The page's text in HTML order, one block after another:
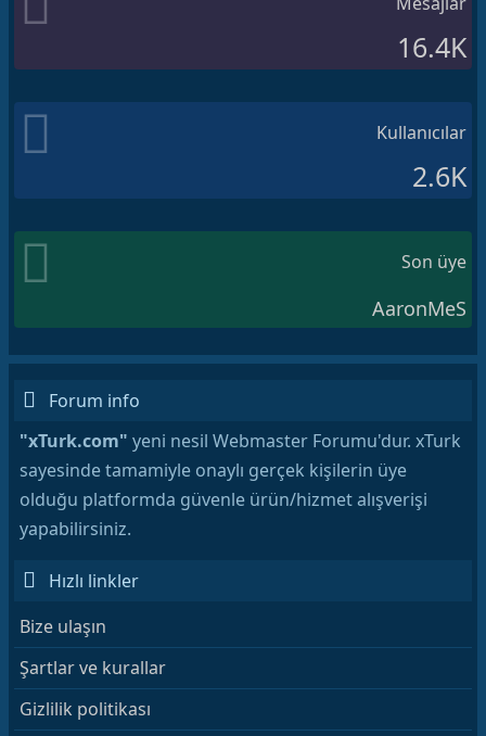
16.4K
Kullanıcılar
2.6K
Son üye
AaronMeS
Forum info
"xTurk.com" yeni nesil Webmaster Forumu'dur. xTurk
sayesinde tamamiyle onaylı gerçek kişilerin üye
olduğu platformda güvenle ürün/hizmet alışverişi
yapabilirsiniz.
Hızlı linkler
Bize ulaşın
Şartlar ve kurallar
Gizlilik politikası